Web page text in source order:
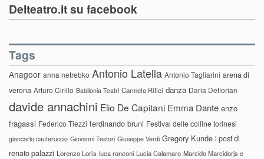
Delteatro.it su facebook
Tags
Anagoor anna netrebko Antonio Latella Antonio Tagliarini arena di
verona Arturo Cirillo Babilonia Teatri Carmelo Rifici danza Daria Deflorian
davide annachini Elio De Capitani Emma Dante enzo
fragassi Federico Tiezzi ferdinando bruni Festival delle colline torinesi
giancarlo cauteruccio Giovanni Testori Giuseppe Verdi Gregory Kunde i post di
renato palazzi Lorenzo Loris luca ronconi Lucia Calamaro Marcido Marcidorjs e